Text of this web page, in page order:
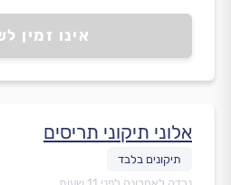
אינו זמין
אלוני תיקוני תריסים
נבדק לאחרונה לפני 11 שעות